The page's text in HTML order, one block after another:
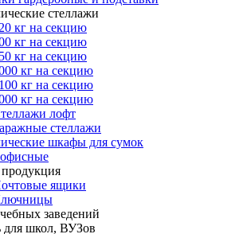
стеллажи
кг на секцию
кг на секцию
кг на секцию
кг на секцию
кг на секцию
кг на секцию
лофт
стеллажи
шкафы для сумок
ящики
заведений
для школ, ВУЗов